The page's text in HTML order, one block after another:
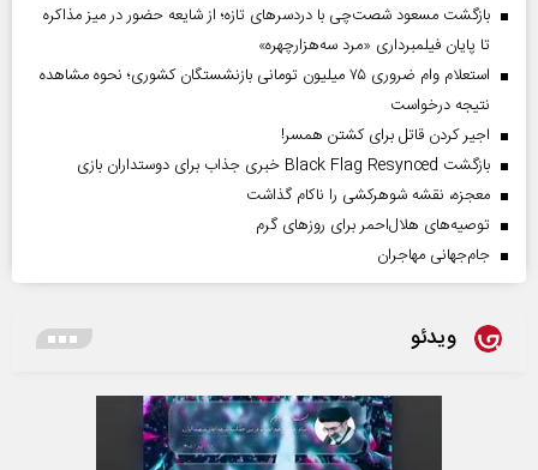
بازگشت مسعود شصت‌چی با دردسر‌های تازه؛ از شایعه حضور در میز مذاکره
تا پایان فیلمبرداری «مرد سه‌هزارچهره»
استعلام وام ضروری ۷۵ میلیون تومانی بازنشستگان کشوری؛ نحوه مشاهده
نتیجه درخواست
اجیر کردن قاتل برای کشتن همسر!
بازگشت Black Flag Resynced خبری جذاب برای دوستداران بازی
معجزه، نقشه شوهرکشی را ناکام گذاشت
توصیه‌های هلال‌احمر برای روز‌های گرم
جام‌جهانی مهاجران
ویدئو